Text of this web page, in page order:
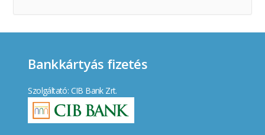
Bankkártyás fizetés
Szolgáltató: CIB Bank Zrt.